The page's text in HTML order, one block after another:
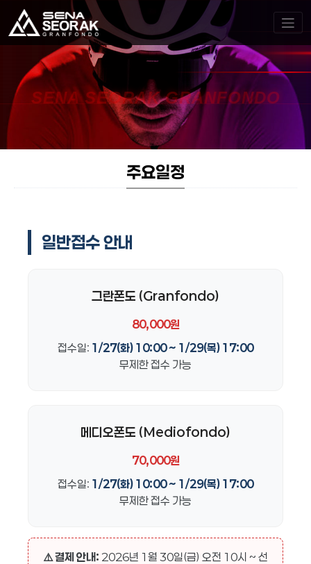
SENA SEORAK GRANFONDO
주요일정
일반접수 안내
그란폰도 (Granfondo)
80,000원
접수일: 1/27(화) 10:00 ~ 1/29(목) 17:00
무제한 접수 가능
메디오폰도 (Mediofondo)
70,000원
접수일: 1/27(화) 10:00 ~ 1/29(목) 17:00
무제한 접수 가능
⚠️ 결제 안내: 2026년 1월 30일(금) 오전 10시 ~ 선